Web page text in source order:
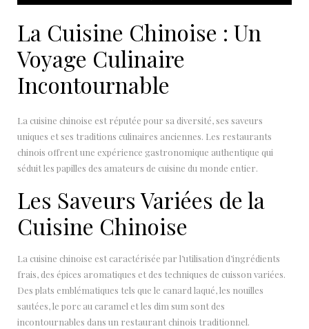
La Cuisine Chinoise : Un
Voyage Culinaire
Incontournable
La cuisine chinoise est réputée pour sa diversité, ses saveurs
uniques et ses traditions culinaires anciennes. Les restaurants
chinois offrent une expérience gastronomique authentique qui
séduit les papilles des amateurs de cuisine du monde entier.
Les Saveurs Variées de la
Cuisine Chinoise
La cuisine chinoise est caractérisée par l’utilisation d’ingrédients
frais, des épices aromatiques et des techniques de cuisson variées.
Des plats emblématiques tels que le canard laqué, les nouilles
sautées, le porc au caramel et les dim sum sont des
incontournables dans un restaurant chinois traditionnel.